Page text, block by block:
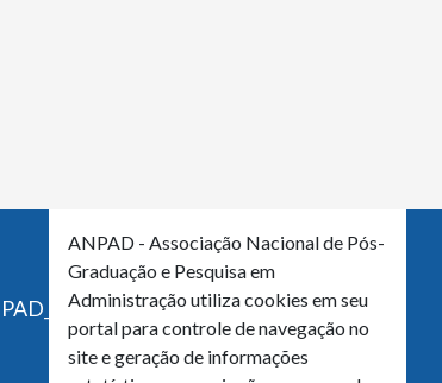
ANPAD
ANPAD - Associação Nacional de Pós-
Graduação e Pesquisa em
Administração utiliza cookies em seu
portal para controle de navegação no
site e geração de informações